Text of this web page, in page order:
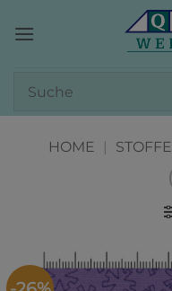
Inhalt
HOME | STOFFE